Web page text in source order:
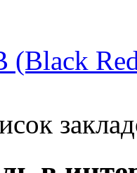
(Black